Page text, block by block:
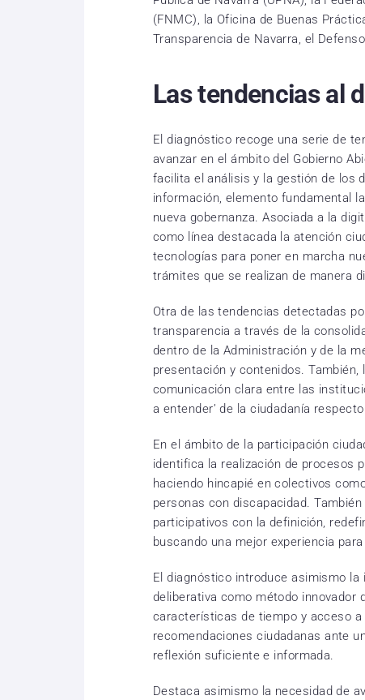
(FNMC), la Oficina de Buenas
Transparencia de Navarra, el
Las tendencias al
El diagnóstico recoge una serie de
avanzar en el ámbito del Gobierno
facilita el análisis y la gestión de los
información, elemento fundamental
nueva gobernanza. Asociada a la
como línea destacada la atención
tecnologías para poner en marcha
trámites que se realizan de manera
Otra de las tendencias detectadas
transparencia a través de la
dentro de la Administración y de la
presentación y contenidos.
comunicación clara entre las
a entender’ de la ciudadanía
En el ámbito de la participación
identifica la realización de procesos
haciendo hincapié en colectivos
personas con discapacidad.
participativos con la definición,
buscando una mejor experiencia
El diagnóstico introduce asimismo
deliberativa como método innovador
características de tiempo y acceso
recomendaciones ciudadanas ante
reflexión suficiente e informada.
Destaca asimismo la necesidad de